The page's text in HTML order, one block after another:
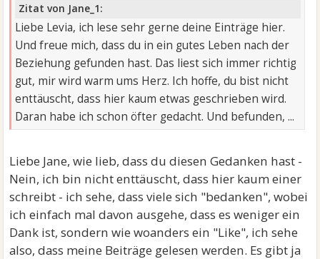
Zitat von Jane_1:
Liebe Levia, ich lese sehr gerne deine Einträge hier.
Und freue mich, dass du in ein gutes Leben nach der
Beziehung gefunden hast. Das liest sich immer richtig
gut, mir wird warm ums Herz. Ich hoffe, du bist nicht
enttäuscht, dass hier kaum etwas geschrieben wird.
Daran habe ich schon öfter gedacht. Und befunden, ...
Liebe Jane, wie lieb, dass du diesen Gedanken hast -
Nein, ich bin nicht enttäuscht, dass hier kaum einer
schreibt - ich sehe, dass viele sich "bedanken", wobei
ich einfach mal davon ausgehe, dass es weniger ein
Dank ist, sondern wie woanders ein "Like", ich sehe
also, dass meine Beiträge gelesen werden. Es gibt ja